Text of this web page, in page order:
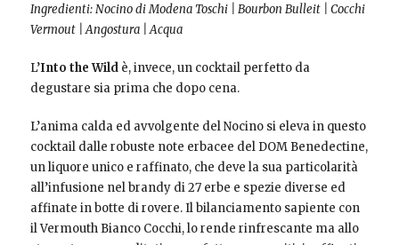
Ingredienti:Nocino di Modena Toschi Bourbon Bulleit
Cocchi
Vermout
Angostura Acqua
L’Into the Wildè, invece, un cocktail perfetto da
degustare sia prima che dopo cena.
L’anima calda ed avvolgente del Nocino si eleva in questo
cocktail dalle robuste note erbacee del DOM Benedectine,
un liquore unico e raffinato, che deve la sua particolarità
all’infusione nel brandy di 27 erbe e spezie diverse ed
affinate in botte di rovere. Il bilanciamento sapiente con
il Vermouth Bianco Cocchi, lo rende rinfrescante ma allo